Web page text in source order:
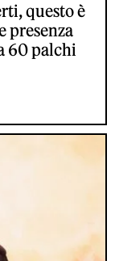
questo è
presenza
60 palchi